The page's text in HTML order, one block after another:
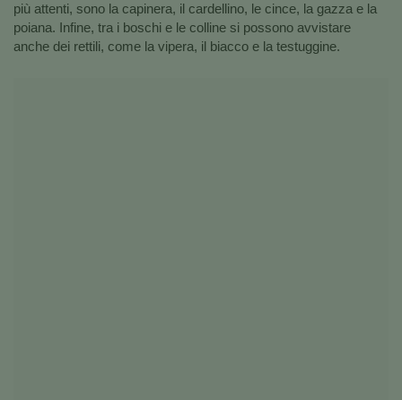
più attenti, sono la capinera, il cardellino, le cince, la gazza e la
poiana. Infine, tra i boschi e le colline si possono avvistare
anche dei rettili, come la vipera, il biacco e la testuggine.